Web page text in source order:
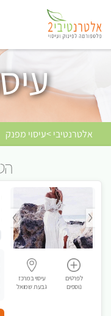
אלטרנטיבי >עיסוי מפנק
לפרטים
נוספים
עיסוי במרכז
גבעת שמואל